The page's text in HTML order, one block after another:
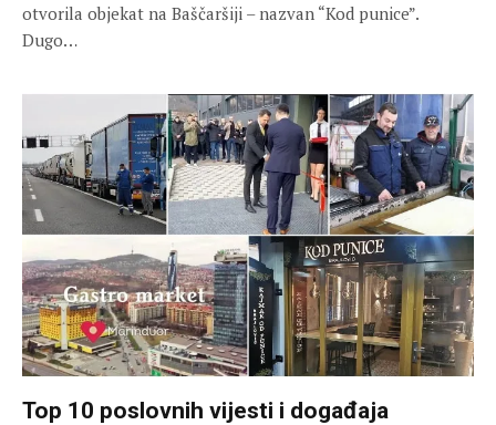
otvorila objekat na Baščaršiji – nazvan “Kod punice”.
Dugo…
Top 10 poslovnih vijesti i događaja